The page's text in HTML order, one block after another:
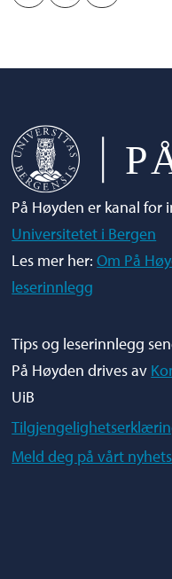
På Høyden er kanal
Universitetet i Bergen
Les mer her:Om På
leserinnlegg
Tips og leserinnlegg
På Høyden drives av
UiB
Meld deg på vårt